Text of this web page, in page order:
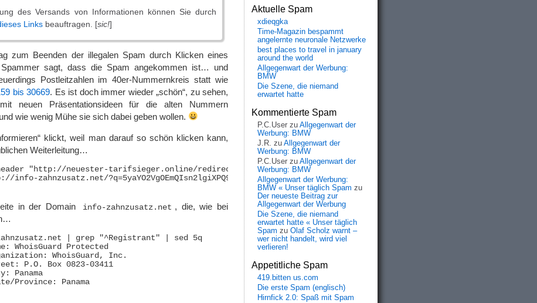
des Versands von Informationen können Sie durch
Links beauftragen. [sic!]
zum Beenden der illegalen Spam durch Klicken eines
sagt, dass die Spam angekommen ist… und
Postleitzahlen im 40er-Nummernkreis statt wie
bis 30669. Es ist doch immer wieder „schön“, zu sehen,
neuen Präsentationsideen für die alten Nummern
wie wenig Mühe sie sich dabei geben wollen.
klickt, weil man darauf so schön klicken kann,
Weiterleitung…
"http://neuester-tarifsieger.online/redirect.php?id=gkNWeb5ffK5UFF2Y2fmMH5sXB4rcqd6BDGRbY8hhoSA7HX2Vd" |
zahnzusatz.net/?q=5yaYO2VgOEmQIsn2lgiXPQ9ODlSl8z2PibnHt4AuhsLWZ4jSMpk1ky7uCRW76Eg_
in der Domain info-zahnzusatz.net , die, wie bei
| grep "^Registrant" | sed 5q
WhoisGuard Protected
WhoisGuard, Inc.
P.O. Box 0823-03411
Panama
Province: Panama
Aktuelle Spam
xdieqgka
Time-Magazin bespammt
angelernte neuronale Netzwerke
best places to travel in january
around the world
Allgegenwart der Werbung:
BMW
Die Szene, die niemand
erwartet hatte
Kommentierte Spam
P.C.User zu Allgegenwart der
Werbung: BMW
J.R. zu Allgegenwart der
Werbung: BMW
P.C.User zu Allgegenwart der
Werbung: BMW
Allgegenwart der Werbung:
BMW « Unser täglich Spam zu
Der neueste Beitrag zur
Allgegenwart der Werbung
Die Szene, die niemand
erwartet hatte « Unser täglich
Spam zu Olaf Scholz warnt –
wer nicht handelt, wird viel
verlieren!
Appetitliche Spam
419.bitten us.com
Die erste Spam (englisch)
Hirnfick 2.0: Spaß mit Spam